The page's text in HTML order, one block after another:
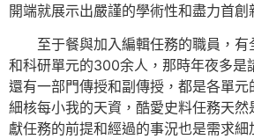
開端就展示出嚴謹的學術性和盡力首創
至于餐與加入編輯任務的職員，
和科研單元的300余人，那時年夜多是
還有一部門傳授和副傳授，都是各單
細核每小我的天資，酷愛史料任務天
獻任務的前提和經過的事況也是需求細